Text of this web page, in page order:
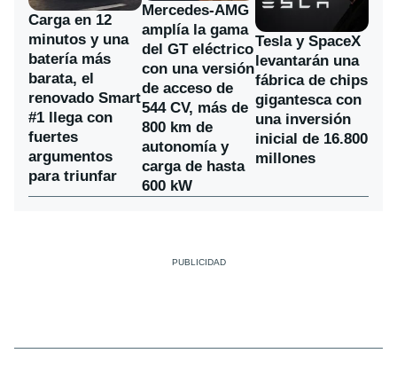
Carga en 12
minutos y una
batería más
barata, el
renovado Smart
#1 llega con
fuertes
argumentos
para triunfar
Mercedes-AMG
amplía la gama
del GT eléctrico
con una versión
de acceso de
544 CV, más de
800 km de
autonomía y
carga de hasta
600 kW
Tesla y SpaceX
levantarán una
fábrica de chips
gigantesca con
una inversión
inicial de 16.800
millones